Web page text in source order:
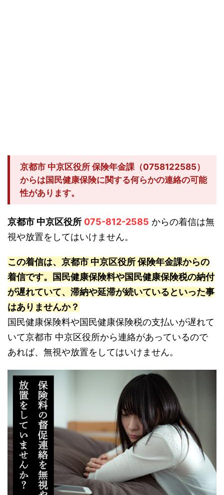
京都市 中京区役所 保険年金課（0758122585）
からは国民健康保険に関する何らかの連絡の可能
性があります。
京都市 中京区役所 075-812-2585 からの着信は無
視や放置をしてはいけません。
この着信は、京都市 中京区役所 保険年金課からの
着信です。国民健康保険料や国民健康保険税の納付
が遅れていて、滞納や延滞が続いているといった事
はありませんか？
国民健康保険料や国民健康保険税の支払いが遅れて
いて京都市 中京区役所から連絡があっているので
あれば、無視や放置をしてはいけません。